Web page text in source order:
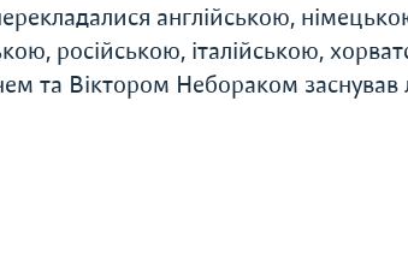
англійською,
російською, італійською,
та Віктором Небораком заснував